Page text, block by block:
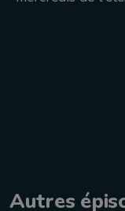
Autres